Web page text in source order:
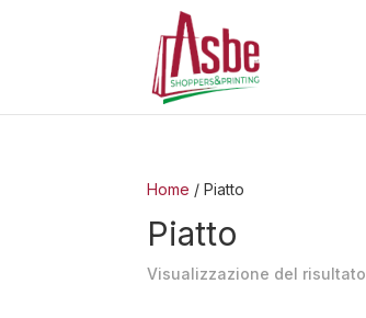
Home / Piatto
Piatto
Visualizzazione del risultato